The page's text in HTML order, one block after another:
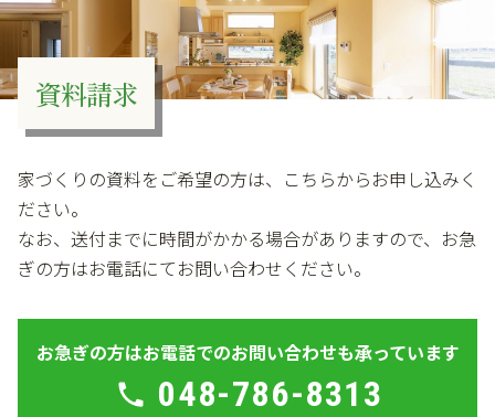
資料請求
家づくりの資料をご希望の方は、こちらからお申し込みく
ださい。
なお、送付までに時間がかかる場合がありますので、お急
ぎの方はお電話にてお問い合わせください。
お急ぎの方はお電話でのお問い合わせも承っています
048-786-8313